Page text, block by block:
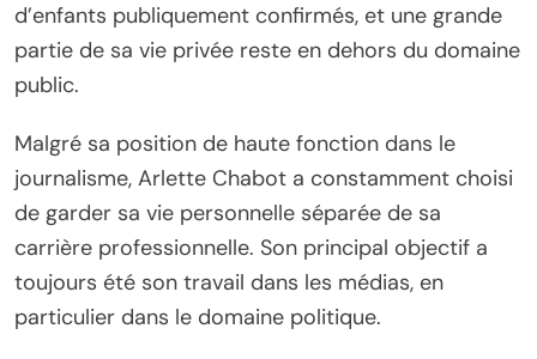
d’enfants publiquement confirmés, et une grande
partie de sa vie privée reste en dehors du domaine
public.
Malgré sa position de haute fonction dans le
journalisme, Arlette Chabot a constamment choisi
de garder sa vie personnelle séparée de sa
carrière professionnelle. Son principal objectif a
toujours été son travail dans les médias, en
particulier dans le domaine politique.